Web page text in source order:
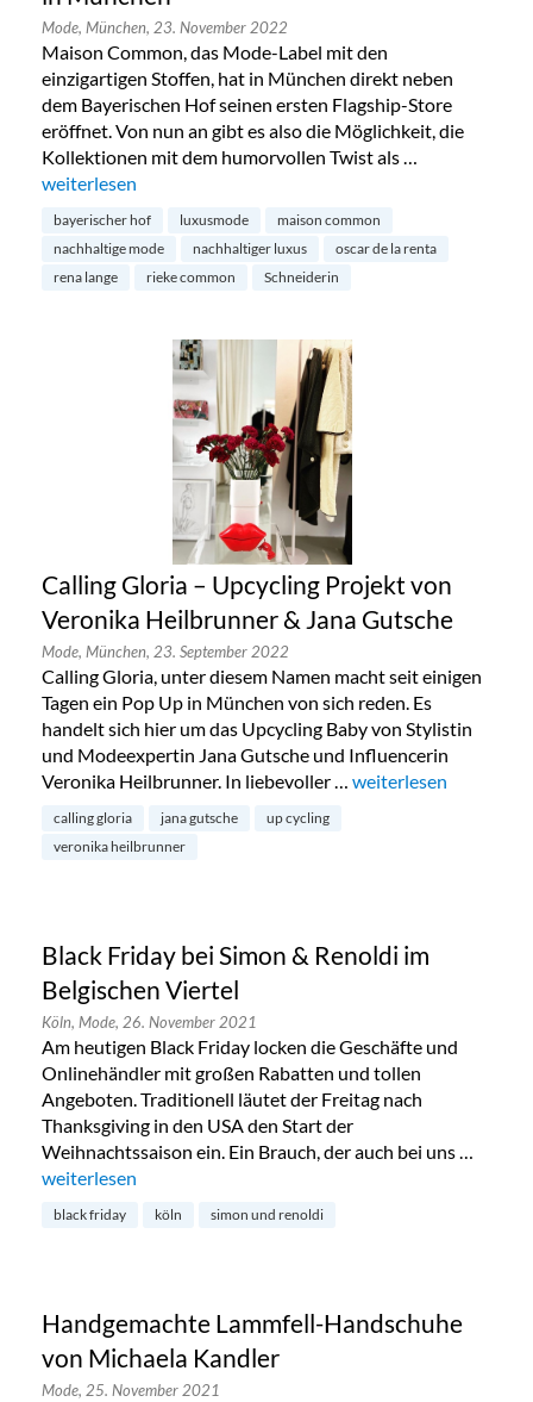
Mode, München, 23. November 2022
Maison Common, das Mode-Label mit den
einzigartigen Stoffen, hat in München direkt neben
dem Bayerischen Hof seinen ersten Flagship-Store
eröffnet. Von nun an gibt es also die Möglichkeit, die
Kollektionen mit dem humorvollen Twist als …
„Maison Commons erster Flagship-Store in München“
weiterlesen
bayerischer hof luxusmode
maison common
nachhaltige mode
nachhaltiger luxus
oscar de la renta
rena lange
rieke common Schneiderin
Calling Gloria – Upcycling Projekt von
Veronika Heilbrunner & Jana Gutsche
Mode, München, 23. September 2022
Calling Gloria, unter diesem Namen macht seit einigen
Tagen ein Pop Up in München von sich reden. Es
handelt sich hier um das Upcycling Baby von Stylistin
und Modeexpertin Jana Gutsche und Influencerin
Veronika Heilbrunner. In liebevoller … „Calling Gloria –
weiterlesen
calling gloria jana gutsche
up cycling
veronika heilbrunner
Black Friday bei Simon & Renoldi im
Belgischen Viertel
Köln, Mode, 26. November 2021
Am heutigen Black Friday locken die Geschäfte und
Onlinehändler mit großen Rabatten und tollen
Angeboten. Traditionell läutet der Freitag nach
Thanksgiving in den USA den Start der
Weihnachtssaison ein. Ein Brauch, der auch bei uns …
„Black Friday bei Simon & Renoldi im Belgischen Viertel“
weiterlesen
black friday köln simon und renoldi
Handgemachte Lammfell-Handschuhe
von Michaela Kandler
Mode, 25. November 2021